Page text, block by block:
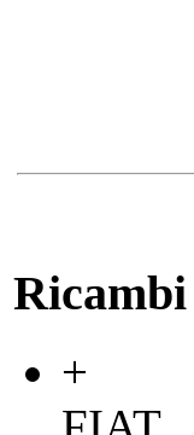
Ricambi
+